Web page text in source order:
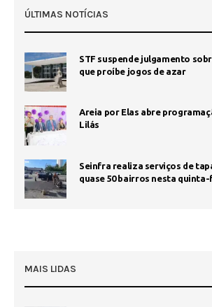
ÚLTIMAS NOTÍCIAS
STF suspende julgamento
que proíbe jogos de azar
Areia por Elas abre
Lilás
Seinfra realiza serviços de
quase 50 bairros nesta
MAIS LIDAS